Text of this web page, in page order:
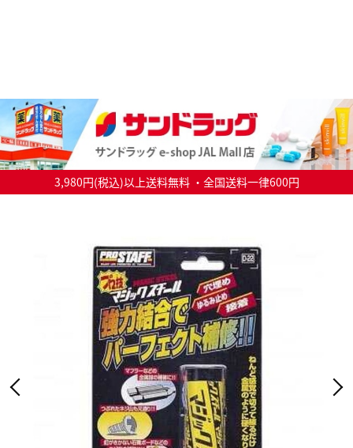
3,980円(税込)以上送料無料 ・全国送料一律600円